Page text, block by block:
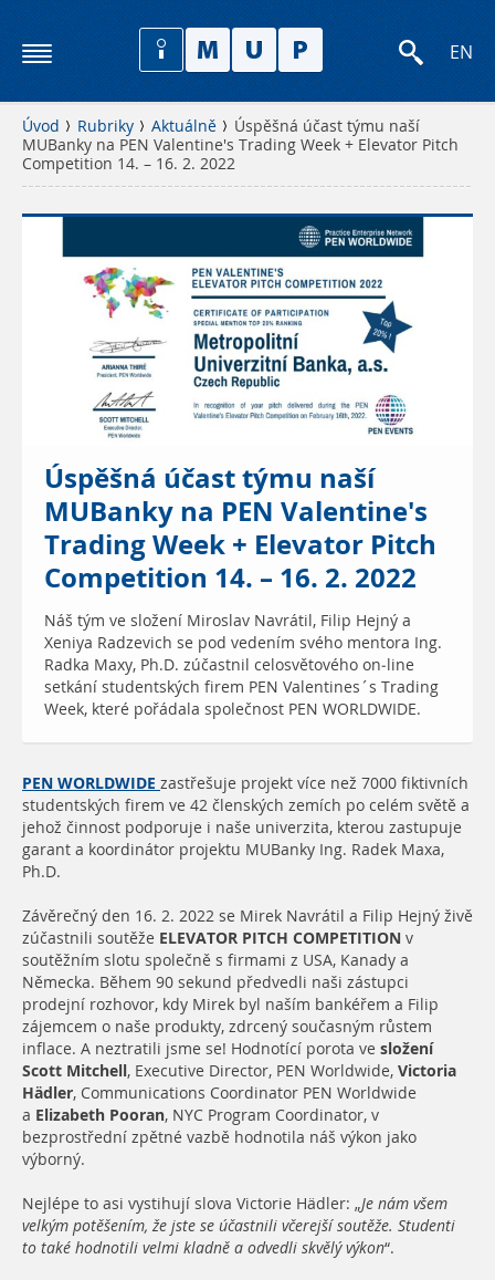
EN
Úvod Rubriky Aktuálně
Úspěšná účast týmu naší
MUBanky na PEN Valentine's Trading Week + Elevator Pitch
Competition 14. – 16. 2. 2022
Úspěšná účast týmu naší
MUBanky na PEN Valentine's
Trading Week + Elevator Pitch
Competition 14. – 16. 2. 2022
Náš tým ve složení Miroslav Navrátil, Filip Hejný a
Xeniya Radzevich se pod vedením svého mentora Ing.
Radka Maxy, Ph.D. zúčastnil celosvětového on-line
setkání studentských firem PEN Valentines´s Trading
Week, které pořádala společnost PEN WORLDWIDE.
PEN WORLDWIDE zastřešuje projekt více než 7000 fiktivních
studentských firem ve 42 členských zemích po celém světě a
jehož činnost podporuje i naše univerzita, kterou zastupuje
garant a koordinátor projektu MUBanky Ing. Radek Maxa,
Ph.D.
Závěrečný den 16. 2. 2022 se Mirek Navrátil a Filip Hejný živě
zúčastnili soutěže ELEVATOR PITCH COMPETITION v
soutěžním slotu společně s firmami z USA, Kanady a
Německa. Během 90 sekund předvedli naši zástupci
prodejní rozhovor, kdy Mirek byl naším bankéřem a Filip
zájemcem o naše produkty, zdrcený současným růstem
inflace. A neztratili jsme se! Hodnotící porota ve složení
Scott Mitchell, Executive Director, PEN Worldwide, Victoria
Hädler, Communications Coordinator PEN Worldwide
a Elizabeth Pooran, NYC Program Coordinator, v
bezprostřední zpětné vazbě hodnotila náš výkon jako
výborný.
Nejlépe to asi vystihují slova Victorie Hädler: „Je nám všem
velkým potěšením, že jste se účastnili včerejší soutěže. Studenti
to také hodnotili velmi kladně a odvedli skvělý výkon“.